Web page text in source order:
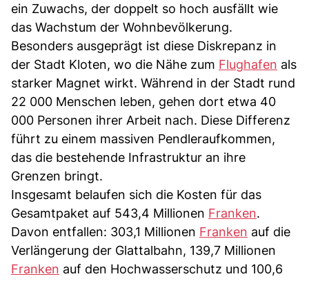
ein Zuwachs, der doppelt so hoch ausfällt wie
das Wachstum der Wohnbevölkerung.
Besonders ausgeprägt ist diese Diskrepanz in
der Stadt Kloten, wo die Nähe zum Flughafen als
starker Magnet wirkt. Während in der Stadt rund
22 000 Menschen leben, gehen dort etwa 40
000 Personen ihrer Arbeit nach. Diese Differenz
führt zu einem massiven Pendleraufkommen,
das die bestehende Infrastruktur an ihre
Grenzen bringt.
Insgesamt belaufen sich die Kosten für das
Gesamtpaket auf 543,4 Millionen Franken.
Davon entfallen: 303,1 Millionen Franken auf die
Verlängerung der Glattalbahn, 139,7 Millionen
Franken auf den Hochwasserschutz und 100,6